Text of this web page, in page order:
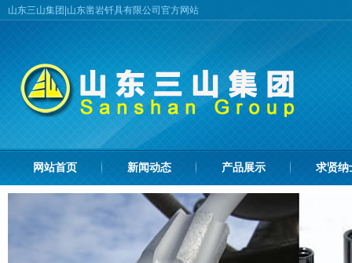
山东三山集团|山东凿岩钎具有限公司官方网站
网站首页 新闻动态 产品展示 求贤纳